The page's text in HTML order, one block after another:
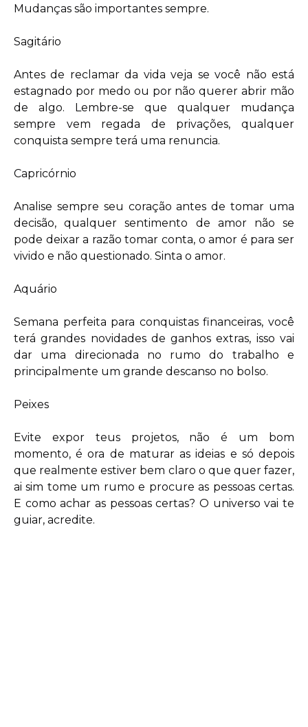
Mudanças são importantes sempre.
Sagitário
Antes de reclamar da vida veja se você não está
estagnado por medo ou por não querer abrir mão
de algo. Lembre-se que qualquer mudança
sempre vem regada de privações, qualquer
conquista sempre terá uma renuncia.
Capricórnio
Analise sempre seu coração antes de tomar uma
decisão, qualquer sentimento de amor não se
pode deixar a razão tomar conta, o amor é para ser
vivido e não questionado. Sinta o amor.
Aquário
Semana perfeita para conquistas financeiras, você
terá grandes novidades de ganhos extras, isso vai
dar uma direcionada no rumo do trabalho e
principalmente um grande descanso no bolso.
Peixes
Evite expor teus projetos, não é um bom
momento, é ora de maturar as ideias e só depois
que realmente estiver bem claro o que quer fazer,
ai sim tome um rumo e procure as pessoas certas.
E como achar as pessoas certas? O universo vai te
guiar, acredite.